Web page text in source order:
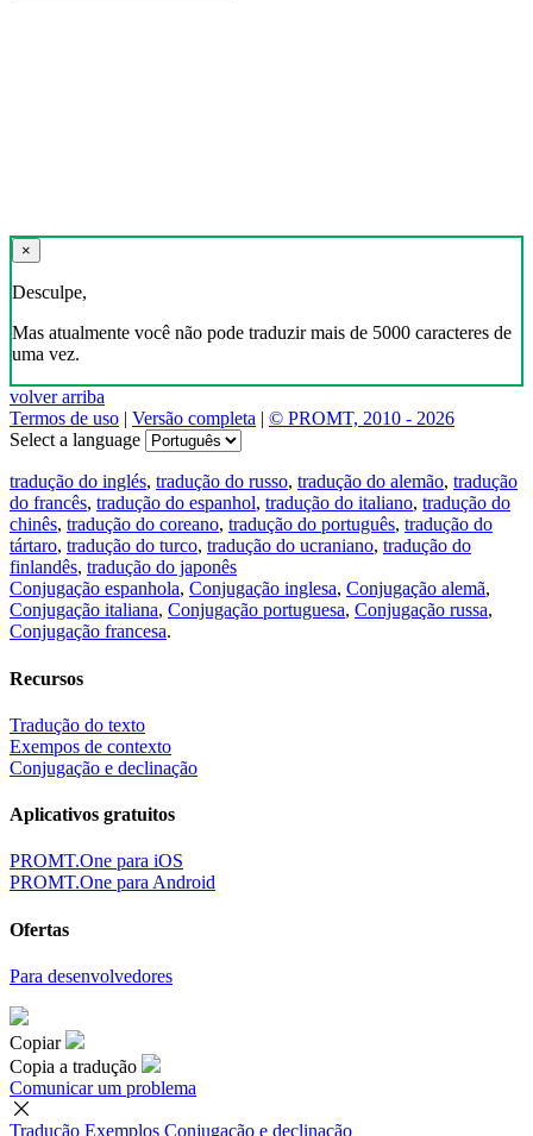
×
Desculpe,
Mas atualmente você não pode traduzir mais de 5000 caracteres de
uma vez.
volver arriba
Termos de uso | Versão completa | © PROMT, 2010 - 2026
Select a language
tradução do inglés, tradução do russo, tradução do alemão, tradução
do francês, tradução do espanhol, tradução do italiano, tradução do
chinês, tradução do coreano, tradução do português, tradução do
tártaro, tradução do turco, tradução do ucraniano, tradução do
finlandês, tradução do japonês
Conjugação espanhola, Conjugação inglesa, Conjugação alemã,
Conjugação italiana, Conjugação portuguesa, Conjugação russa,
Conjugação francesa.
Recursos
Tradução do texto
Exempos de contexto
Conjugação e declinação
Aplicativos gratuitos
PROMT.One para iOS
PROMT.One para Android
Ofertas
Para desenvolvedores
Copiar
Copia a tradução
Comunicar um problema
Tradução Exemplos Conjugação e declinação